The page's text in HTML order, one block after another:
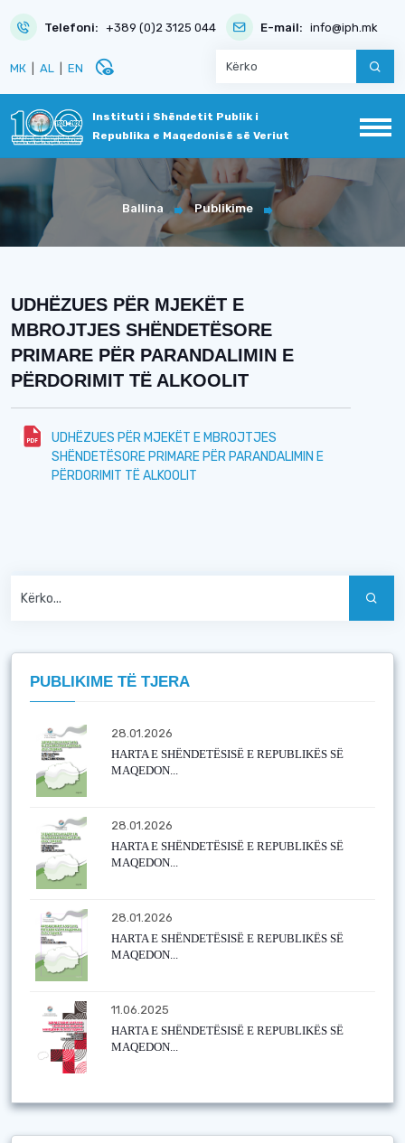
Telefoni: +389 (0)2 3125 044 E-mail: info@iph.mk
МК AL EN disabled_visible
Instituti i Shëndetit Publik i
Republika e Maqedonisë së Veriut
Ballina Publikime
UDHËZUES PËR MJEKËT E
MBROJTJES SHËNDETËSORE
PRIMARE PËR PARANDALIMIN E
PËRDORIMIT TË ALKOOLIT
UDHËZUES PËR MJEKËT E MBROJTJES
SHËNDETËSORE PRIMARE PËR PARANDALIMIN E
PËRDORIMIT TË ALKOOLIT
PUBLIKIME TË TJERA
28.01.2026
HARTA E SHËNDETËSISË E REPUBLIKËS SË
MAQEDON...
28.01.2026
HARTA E SHËNDETËSISË E REPUBLIKËS SË
MAQEDON...
28.01.2026
HARTA E SHËNDETËSISË E REPUBLIKËS SË
MAQEDON...
11.06.2025
HARTA E SHËNDETËSISË E REPUBLIKËS SË
MAQEDON...